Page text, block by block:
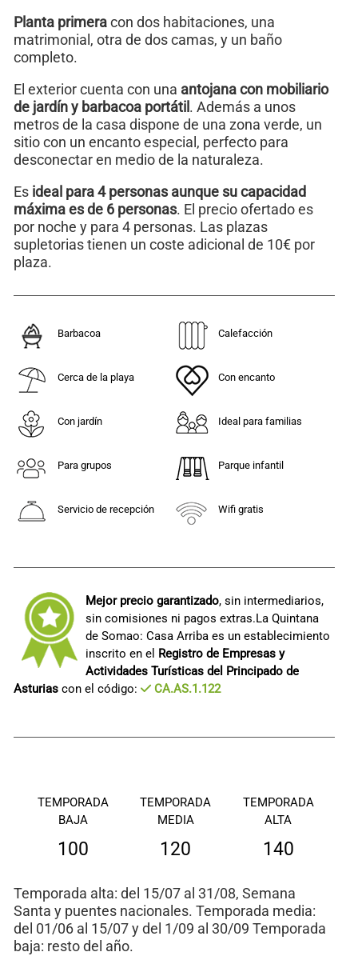
Planta primeracon dos habitaciones, una
matrimonial, otra de dos camas, y un baño
completo.
El exterior cuenta con una antojana con mobiliario
de jardín y barbacoa portátil. Además a unos
metros de la casa dispone de una zona verde, un
sitio con un encanto especial, perfecto para
desconectar en medio de la naturaleza.
Es ideal para 4 personas aunque su capacidad
máxima es de 6 personas. El precio ofertado es
por noche y para 4 personas. Las plazas
supletorias tienen un coste adicional de 10€ por
plaza.
Barbacoa Calefacción
Cerca de la playa Con encanto
Con jardín Ideal para familias
Para grupos Parque infantil
Servicio de recepción Wifi gratis
Mejor precio garantizado, sin intermediarios,
sin comisiones ni pagos extras.La Quintana
de Somao: Casa Arriba es un establecimiento
inscrito en el Registro de Empresas y
Actividades Turísticas del Principado de
Asturias con el código: CA.AS.1.122
TEMPORADA
BAJA
100
TEMPORADA
MEDIA
120
TEMPORADA
ALTA
140
Temporada alta: del 15/07 al 31/08, Semana
Santa y puentes nacionales. Temporada media:
del 01/06 al 15/07 y del 1/09 al 30/09 Temporada
baja: resto del año.